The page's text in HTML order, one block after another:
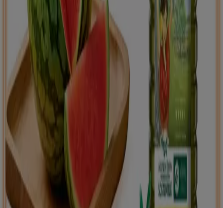
Tiendeo international
España Italia United Kingdom México
Brasil
Colombia
Argentina France
United States
Nederland
Deutschland Perú
Portugal
Australia
Türkiye Norge
Österreich
Sverige
Ecuador South Africa
Canada
Danmark
Suomi Ελλάδα 한국
Schweiz
United Arab Emirates
Ceská republika
Slovenská republika
Magyarország
България
Publicidad